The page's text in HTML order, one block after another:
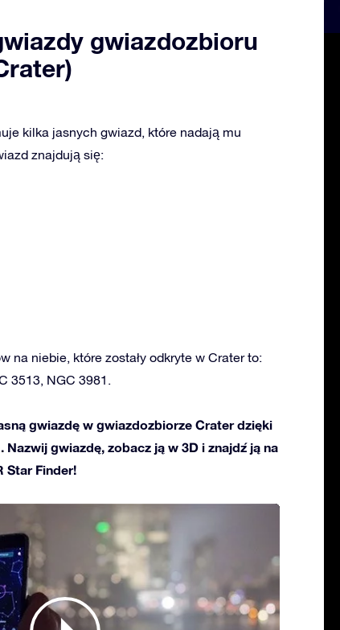
gwiazdozbioru
kilka jasnych gwiazd, które nadają mu
znajdują się:
na niebie, które zostały odkryte w Crater to:
3513, NGC 3981.
gwiazdę w gwiazdozbiorze Crater dzięki
gwiazdę, zobacz ją w 3D i znajdź ją na
Star Finder!